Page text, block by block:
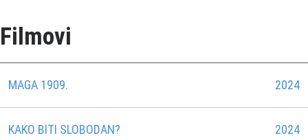
Filmovi
MAGA 1909. 2024
KAKO BITI SLOBODAN? 2024